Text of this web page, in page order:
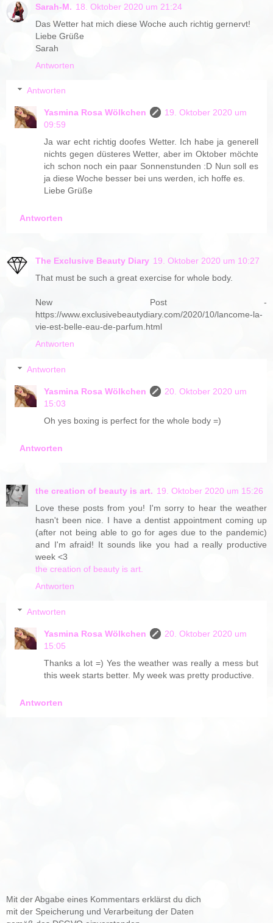
Sarah-M. 18. Oktober 2020 um 21:24
Das Wetter hat mich diese Woche auch richtig gernervt!
Liebe Grüße
Sarah
Antworten
Antworten
Yasmina Rosa Wölkchen
19. Oktober 2020 um
09:59
Ja war echt richtig doofes Wetter. Ich habe ja generell
nichts gegen düsteres Wetter, aber im Oktober möchte
ich schon noch ein paar Sonnenstunden :D Nun soll es
ja diese Woche besser bei uns werden, ich hoffe es.
Liebe Grüße
Antworten
The Exclusive Beauty Diary 19. Oktober 2020 um 10:27
That must be such a great exercise for whole body.
New Post -
https://www.exclusivebeautydiary.com/2020/10/lancome-la-
vie-est-belle-eau-de-parfum.html
Antworten
Antworten
Yasmina Rosa Wölkchen
20. Oktober 2020 um
15:03
Oh yes boxing is perfect for the whole body =)
Antworten
the creation of beauty is art. 19. Oktober 2020 um 15:26
Love these posts from you! I'm sorry to hear the weather
hasn't been nice. I have a dentist appointment coming up
(after not being able to go for ages due to the pandemic)
and I'm afraid! It sounds like you had a really productive
week <3
the creation of beauty is art.
Antworten
Antworten
Yasmina Rosa Wölkchen
20. Oktober 2020 um
15:05
Thanks a lot =) Yes the weather was really a mess but
this week starts better. My week was pretty productive.
Antworten
Mit der Abgabe eines Kommentars erklärst du dich
mit der Speicherung und Verarbeitung der Daten